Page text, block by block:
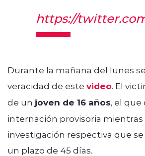
https://
Durante la mañana del lunes
veracidad de este video. El
de un joven de 16 años, el que
internación provisoria mientras
investigación respectiva que
un plazo de 45 días.